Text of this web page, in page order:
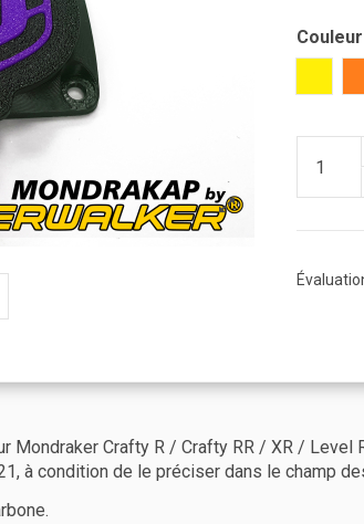
Couleur
Mondraker Crafty R / Crafty RR / XR /
à condition de le préciser dans le champ